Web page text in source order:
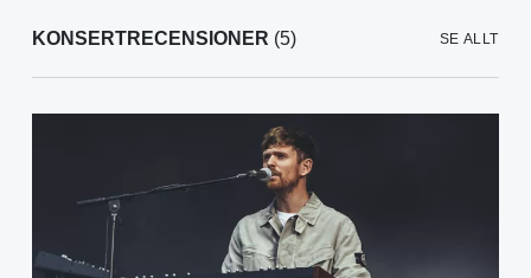
KONSERTRECENSIONER (5) SE ALLT